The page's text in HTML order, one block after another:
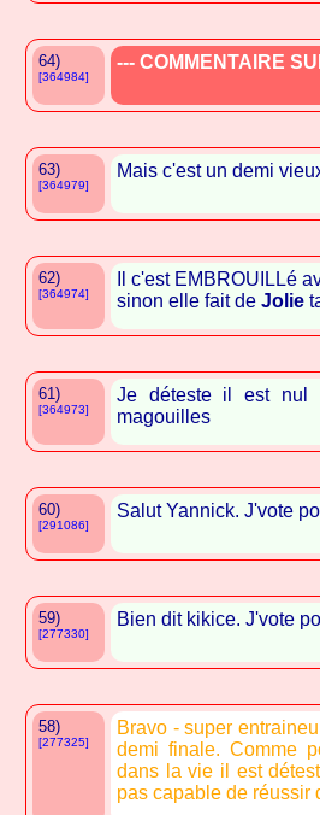
64)
[364984]
--- COMMENTAIRE
63)
[364979]
Mais c'est un demi
62)
[364974]
Il c'est EMBROUILLé
sinon elle fait de Jolie
61)
[364973]
Je déteste il est
magouilles
60)
[291086]
Salut Yannick. J'vote
59)
[277330]
Bien dit kikice. J'vote
58)
[277325]
Bravo - super
demi finale. Comme
dans la vie il est
pas capable de réussir